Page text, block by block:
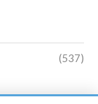
(537)